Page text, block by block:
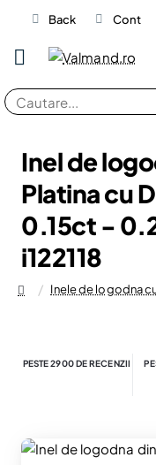
Back Cont
Cautare...
Inel de
Platina cu
0.15ct -
i122118
Inele de logodna
PESTE 2900 DE RECENZII